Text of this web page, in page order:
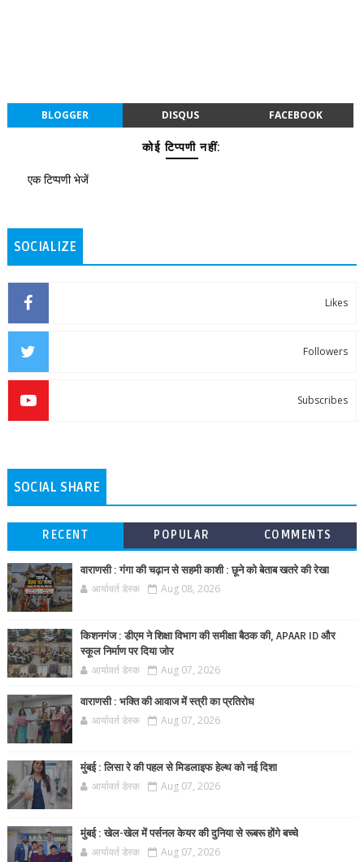
BLOGGER DISQUS FACEBOOK
कोई टिप्पणी नहीं:
एक टिप्पणी भेजें
SOCIALIZE
Likes
Followers
Subscribes
SOCIAL SHARE
RECENT POPULAR COMMENTS
वाराणसी : गंगा की चढ़ान से सहमी काशी : छूने को बेताब खतरे की रेखा
आर्यावर्त डेस्क Aug 08, 2026
किशनगंज : डीएम ने शिक्षा विभाग की समीक्षा बैठक की, APAAR ID और
स्कूल निर्माण पर दिया जोर
आर्यावर्त डेस्क Aug 07, 2026
वाराणसी : भक्ति की आवाज में स्त्री का प्रतिरोध
आर्यावर्त डेस्क Aug 07, 2026
मुंबई : लिसा रे की पहल से मिडलाइफ हेल्थ को नई दिशा
आर्यावर्त डेस्क Aug 07, 2026
मुंबई : खेल-खेल में पर्सनल केयर की दुनिया से रूबरू होंगे बच्चे
आर्यावर्त डेस्क Aug 07, 2026